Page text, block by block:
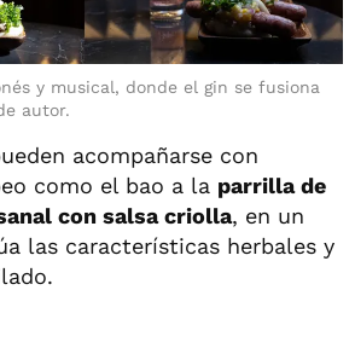
y musical, donde el gin se fusiona
autor.
acompañarse con
como el bao a la parrilla de
con salsa criolla, en un
las características herbales y